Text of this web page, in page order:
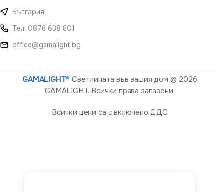
България
Тел: 0876 638 801
office@gamalight.bg
GAMALIGHT® Светлината във вашия дом © 2026
GAMALIGHT. Всички права запазени.
Всички цени са с включено ДДС